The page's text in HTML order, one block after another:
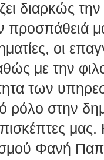
διαρκώς
προσπάθειά
οι
με την
των
ρόλο στην
μας.
Φανή